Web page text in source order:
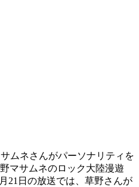
ムネさんがパーソナリティを
マサムネのロック大陸漫遊
21日の放送では、草野さんが